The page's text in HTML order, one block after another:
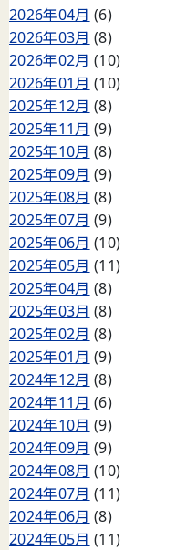
2026年04月 (6)
2026年03月 (8)
2026年02月 (10)
2026年01月 (10)
2025年12月 (8)
2025年11月 (9)
2025年10月 (8)
2025年09月 (9)
2025年08月 (8)
2025年07月 (9)
2025年06月 (10)
2025年05月 (11)
2025年04月 (8)
2025年03月 (8)
2025年02月 (8)
2025年01月 (9)
2024年12月 (8)
2024年11月 (6)
2024年10月 (9)
2024年09月 (9)
2024年08月 (10)
2024年07月 (11)
2024年06月 (8)
2024年05月 (11)